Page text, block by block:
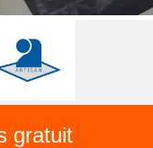
gratuit